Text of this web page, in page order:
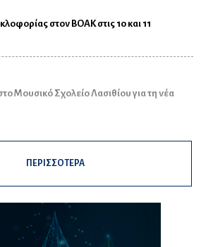
στον ΒΟΑΚ στις 10 και 11
Μουσικό Σχολείο Λασιθίου για τη νέα
ΠΕΡΙΣΣΟΤΕΡΑ